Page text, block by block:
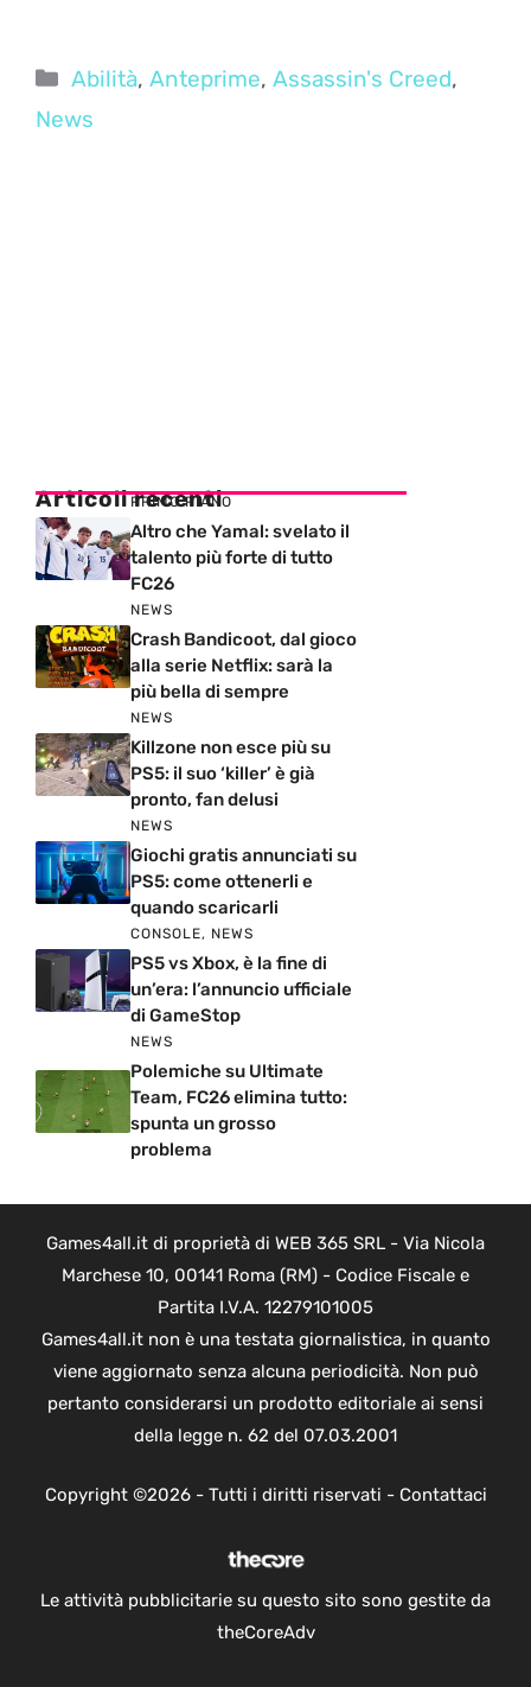
Categorie
Abilità,Anteprime,Assassin's Creed,
News
Articoli recenti
PRIMO PIANO
Altro che Yamal: svelato il
talento più forte di tutto
FC26
NEWS
Crash Bandicoot, dal gioco
alla serie Netflix: sarà la
più bella di sempre
NEWS
Killzone non esce più su
PS5: il suo ‘killer’ è già
pronto, fan delusi
NEWS
Giochi gratis annunciati su
PS5: come ottenerli e
quando scaricarli
CONSOLE, NEWS
PS5 vs Xbox, è la fine di
un’era: l’annuncio ufficiale
di GameStop
NEWS
Polemiche su Ultimate
Team, FC26 elimina tutto:
spunta un grosso
problema
Games4all.it di proprietà di WEB 365 SRL - Via Nicola
Marchese 10, 00141 Roma (RM) - Codice Fiscale e
Partita I.V.A. 12279101005
Games4all.it non è una testata giornalistica, in quanto
viene aggiornato senza alcuna periodicità. Non può
pertanto considerarsi un prodotto editoriale ai sensi
della legge n. 62 del 07.03.2001
Copyright ©2026 - Tutti i diritti riservati - Contattaci
Le attività pubblicitarie su questo sito sono gestite da
theCoreAdv